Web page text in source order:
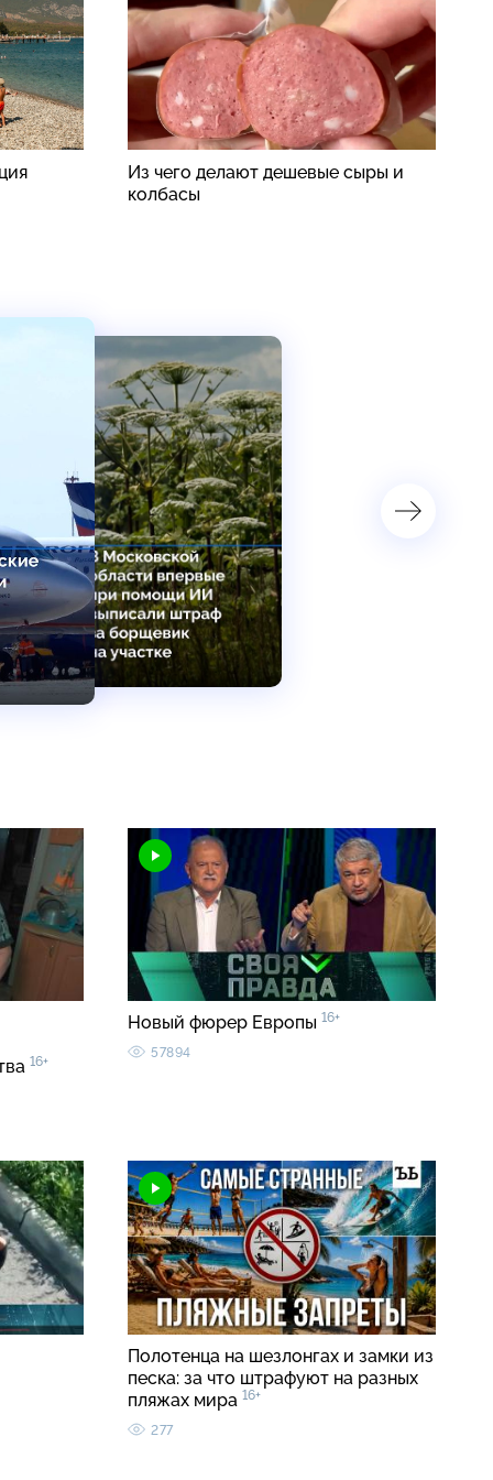
Из чего делают дешевые сыры и
колбасы
16+
Новый фюрер Европы 16+
57894
Полотенца на шезлонгах и замки из
песка: за что штрафуют на разных
пляжах мира 16+
277